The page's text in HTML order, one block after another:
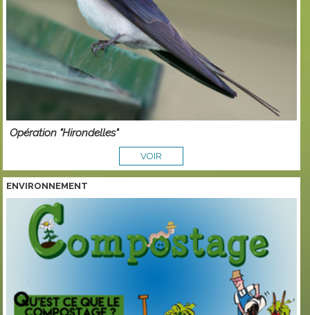
Opération "Hirondelles"
VOIR
ENVIRONNEMENT